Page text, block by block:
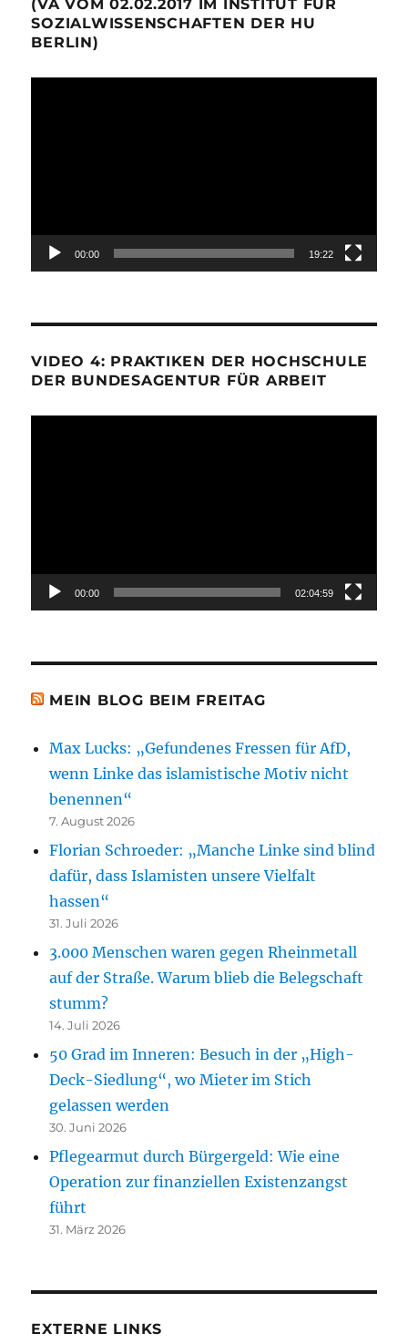
(VA VOM 02.02.2017 IM INSTITUT FÜR
SOZIALWISSENSCHAFTEN DER HU
BERLIN)
00:00 19:22
VIDEO 4: PRAKTIKEN DER HOCHSCHULE
DER BUNDESAGENTUR FÜR ARBEIT
00:00 02:04:59
MEIN BLOG BEIM FREITAG
Max Lucks: „Gefundenes Fressen für AfD,
wenn Linke das islamistische Motiv nicht
benennen“
7. August 2026
Florian Schroeder: „Manche Linke sind blind
dafür, dass Islamisten unsere Vielfalt
hassen“
31. Juli 2026
3.000 Menschen waren gegen Rheinmetall
auf der Straße. Warum blieb die Belegschaft
stumm?
14. Juli 2026
50 Grad im Inneren: Besuch in der „High-
Deck-Siedlung“, wo Mieter im Stich
gelassen werden
30. Juni 2026
Pflegearmut durch Bürgergeld: Wie eine
Operation zur finanziellen Existenzangst
führt
31. März 2026
EXTERNE LINKS